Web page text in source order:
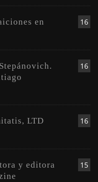
16
en
16
16
LTD
15
y editora